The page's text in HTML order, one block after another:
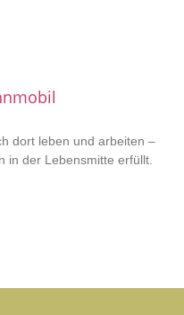
dort leben und arbeiten –
in der Lebensmitte erfüllt.